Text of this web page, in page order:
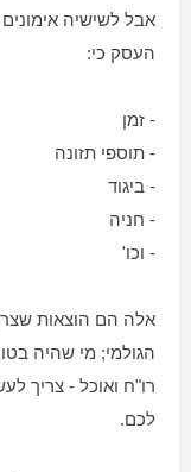
אבל לשישיה
העסק כי:
- זמן
- תוספי תזונה
- ביגוד
- חניה
- וכו'
אלה הם הוצאות
הגולמי; מי שהיה
רו"ח ואוכל - צריך
לכם.